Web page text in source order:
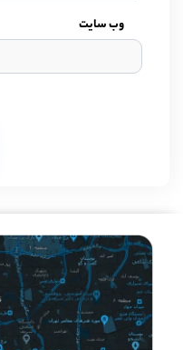
وب سایت